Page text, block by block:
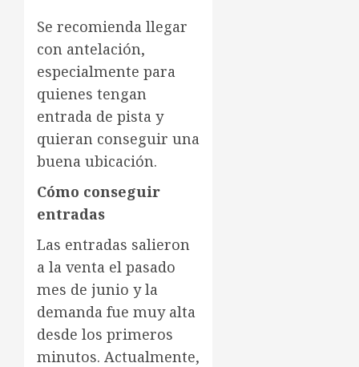
Se recomienda llegar
con antelación,
especialmente para
quienes tengan
entrada de pista y
quieran conseguir una
buena ubicación.
Cómo conseguir
entradas
Las entradas salieron
a la venta el pasado
mes de junio y la
demanda fue muy alta
desde los primeros
minutos. Actualmente,